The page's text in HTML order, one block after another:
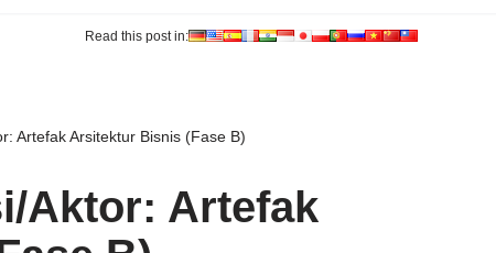
Read this post in:
Artefak Arsitektur Bisnis (Fase B)
Aktor: Artefak